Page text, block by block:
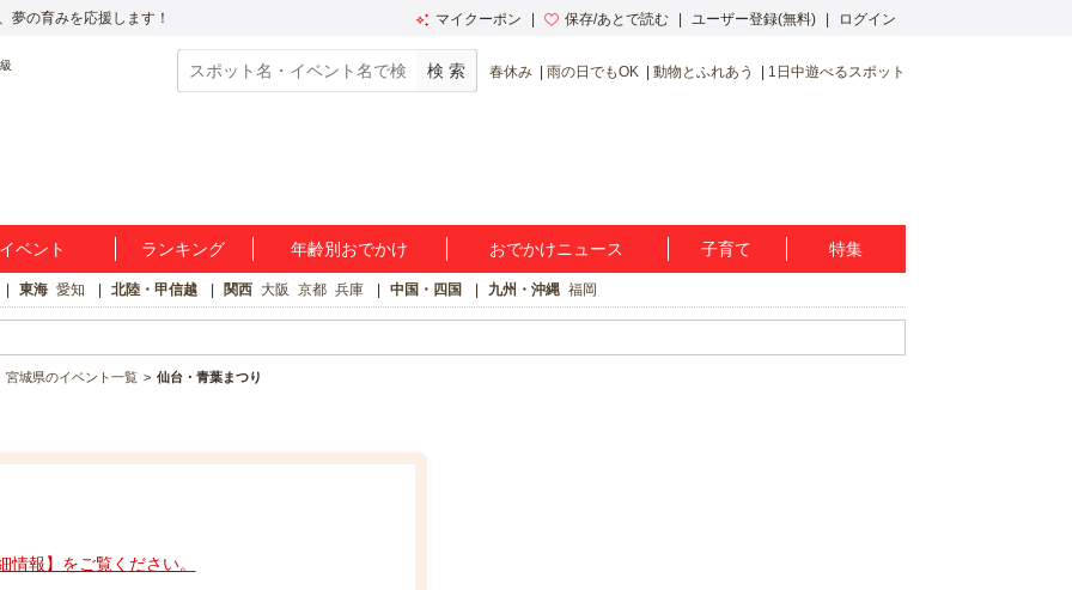
夢の育みを応援します！ マイクーポン 保存/あとで読む ユーザー登録(無料) ログイン
春休み 雨の日でもOK 動物とふれあう 1日中遊べるスポット
ベント ランキング 年齢別おでかけ おでかけニュース 子育て 特集
東海 愛知 北陸・甲信越 関西 大阪 京都 兵庫 中国・四国 九州・沖縄 福岡
宮城県のイベント一覧 仙台・青葉まつり
報】をご覧ください。